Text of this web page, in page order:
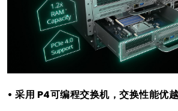
• 采用 P4可编程交换机，交换性能优